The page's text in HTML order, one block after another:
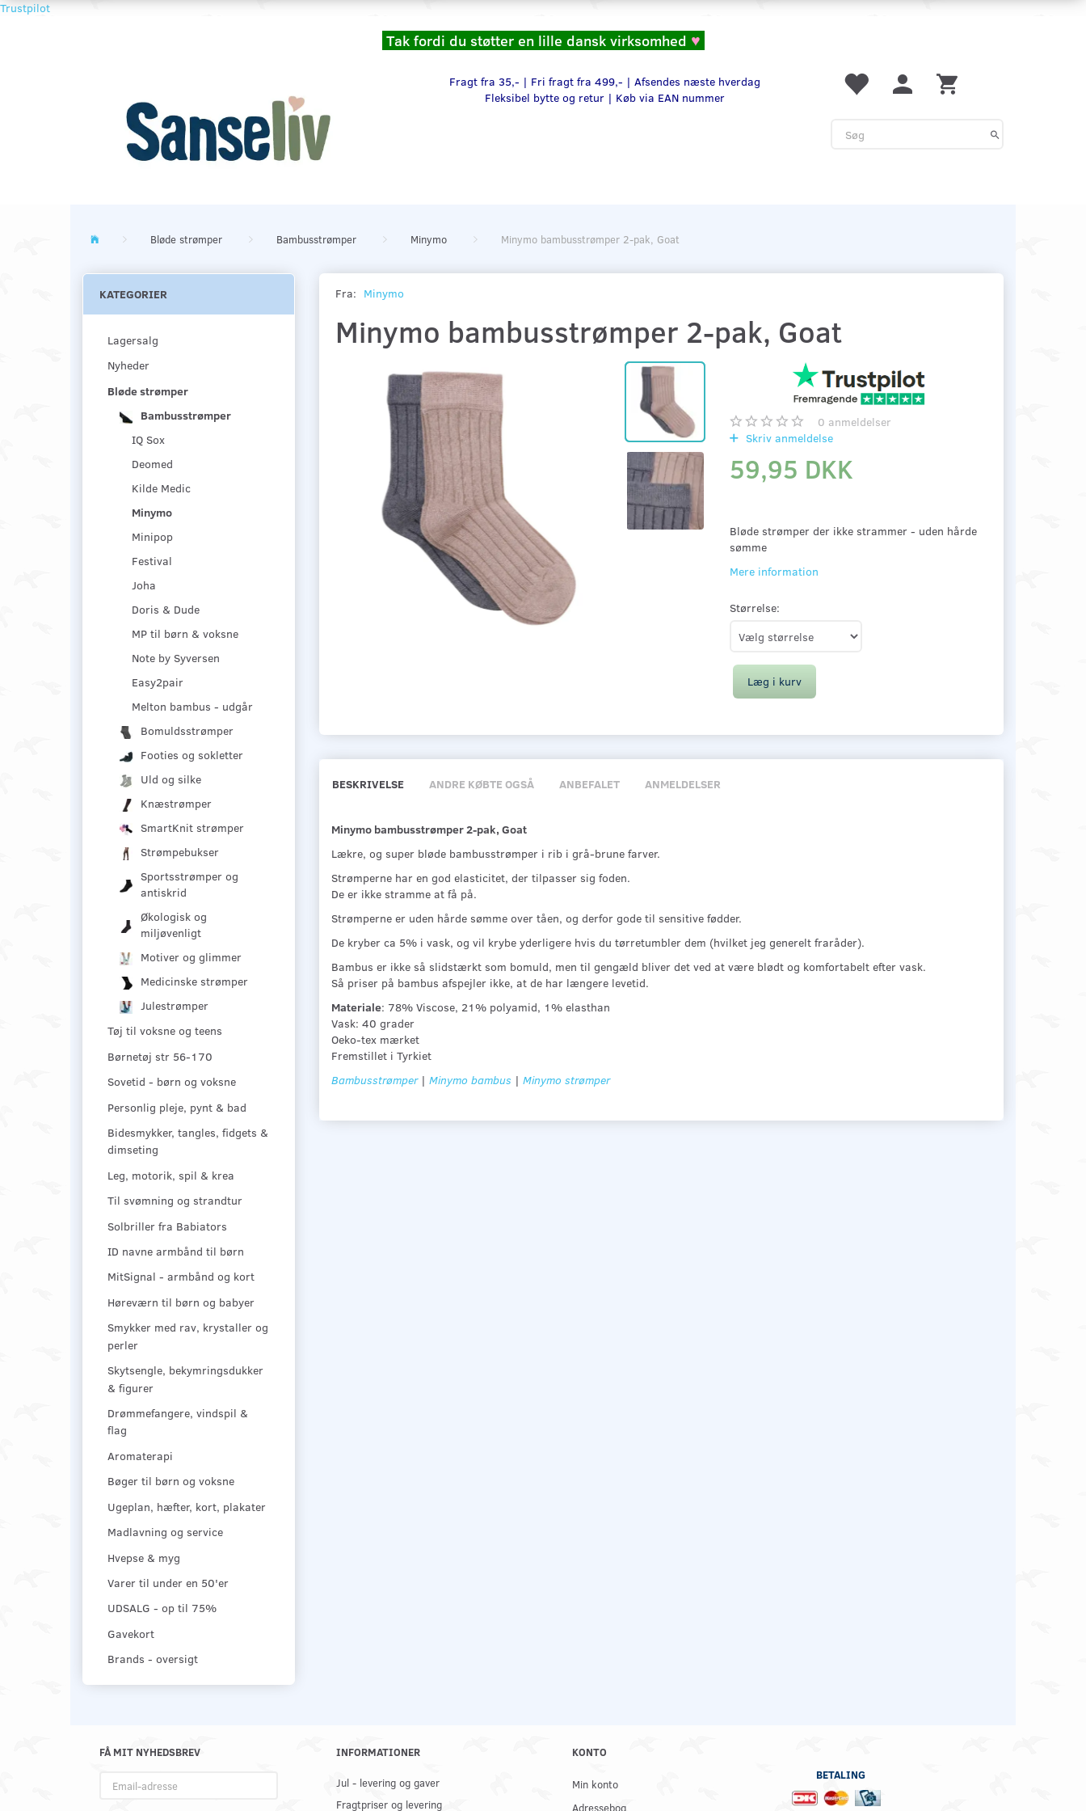
Trustpilot
Tak fordi du støtter en lille dansk virksomhed ♥
Fragt fra 35,- | Fri fragt fra 499,- | Afsendes næste hverdag
Fleksibel bytte og retur | Køb via EAN nummer
Bløde strømper Bambusstrømper Minymo Minymo bambusstrømper 2-pak, Goat
KATEGORIER
Lagersalg
Nyheder
Bløde strømper
Bambusstrømper
IQ Sox
Deomed
Kilde Medic
Minymo
Minipop
Festival
Joha
Doris & Dude
MP til børn & voksne
Note by Syversen
Easy2pair
Melton bambus - udgår
Bomuldsstrømper
Footies og sokletter
Uld og silke
Knæstrømper
SmartKnit strømper
Strømpebukser
Sportsstrømper og
antiskrid
Økologisk og
miljøvenligt
Motiver og glimmer
Medicinske strømper
Julestrømper
Tøj til voksne og teens
Børnetøj str 56-170
Sovetid - børn og voksne
Personlig pleje, pynt & bad
Bidesmykker, tangles, fidgets &
dimseting
Leg, motorik, spil & krea
Til svømning og strandtur
Solbriller fra Babiators
ID navne armbånd til børn
MitSignal - armbånd og kort
Høreværn til børn og babyer
Smykker med rav, krystaller og
perler
Skytsengle, bekymringsdukker
& figurer
Drømmefangere, vindspil &
flag
Aromaterapi
Bøger til børn og voksne
Ugeplan, hæfter, kort, plakater
Madlavning og service
Hvepse & myg
Varer til under en 50'er
UDSALG - op til 75%
Gavekort
Brands - oversigt
Fra: Minymo
Minymo bambusstrømper 2-pak, Goat
0 anmeldelser
Skriv anmeldelse
59,95 DKK
Bløde strømper der ikke strammer - uden hårde
sømme
Mere information
Størrelse:
Læg i kurv
BESKRIVELSE ANDRE KØBTE OGSÅ ANBEFALET ANMELDELSER
Minymo bambusstrømper 2-pak, Goat
Lækre, og super bløde bambusstrømper i rib i grå-brune farver.
Strømperne har en god elasticitet, der tilpasser sig foden.
De er ikke stramme at få på.
Strømperne er uden hårde sømme over tåen, og derfor gode til sensitive fødder.
De kryber ca 5% i vask, og vil krybe yderligere hvis du tørretumbler dem (hvilket jeg generelt fraråder).
Bambus er ikke så slidstærkt som bomuld, men til gengæld bliver det ved at være blødt og komfortabelt efter vask.
Så priser på bambus afspejler ikke, at de har længere levetid.
Materiale: 78% Viscose, 21% polyamid, 1% elasthan
Vask: 40 grader
Oeko-tex mærket
Fremstillet i Tyrkiet
Bambusstrømper | Minymo bambus | Minymo strømper
FÅ MIT NYHEDSBREV
adresse
INFORMATIONER
Jul - levering og gaver
Fragtpriser og levering
KONTO
Min konto
Adressebog
BETALING